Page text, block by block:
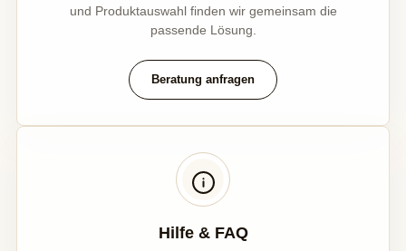
und Produktauswahl finden wir gemeinsam die
passende Lösung.
Beratung anfragen
Hilfe & FAQ